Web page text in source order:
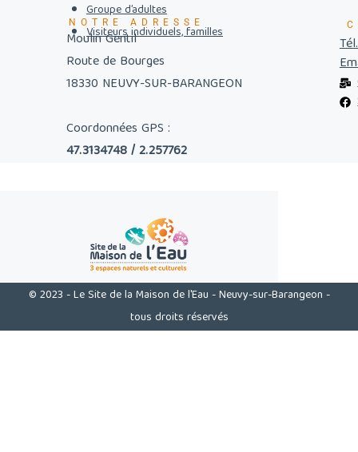
Groupe d’adultes
Visiteurs individuels, familles
NOTRE ADRESSE
Moulin Gentil
Route de Bourges
18330 NEUVY-SUR-BARANGEON
Coordonnées GPS :
47.3134748 / 2.257762
© 2023 - Le Site de la Maison de l'Eau - Neuvy-sur-Barangeon -
tous droits réservés